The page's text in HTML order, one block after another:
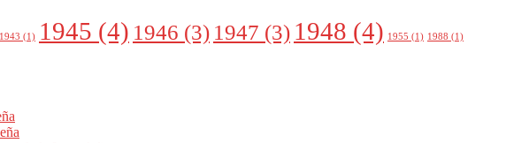
1943 (1) 1945 (4) 1946 (3) 1947 (3) 1948 (4) 1955 (1) 1988 (1)